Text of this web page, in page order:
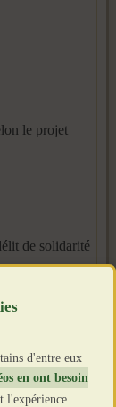
le projet
de solidarité
tenue-le-
d'entre eux
en ont besoin
l'expérience